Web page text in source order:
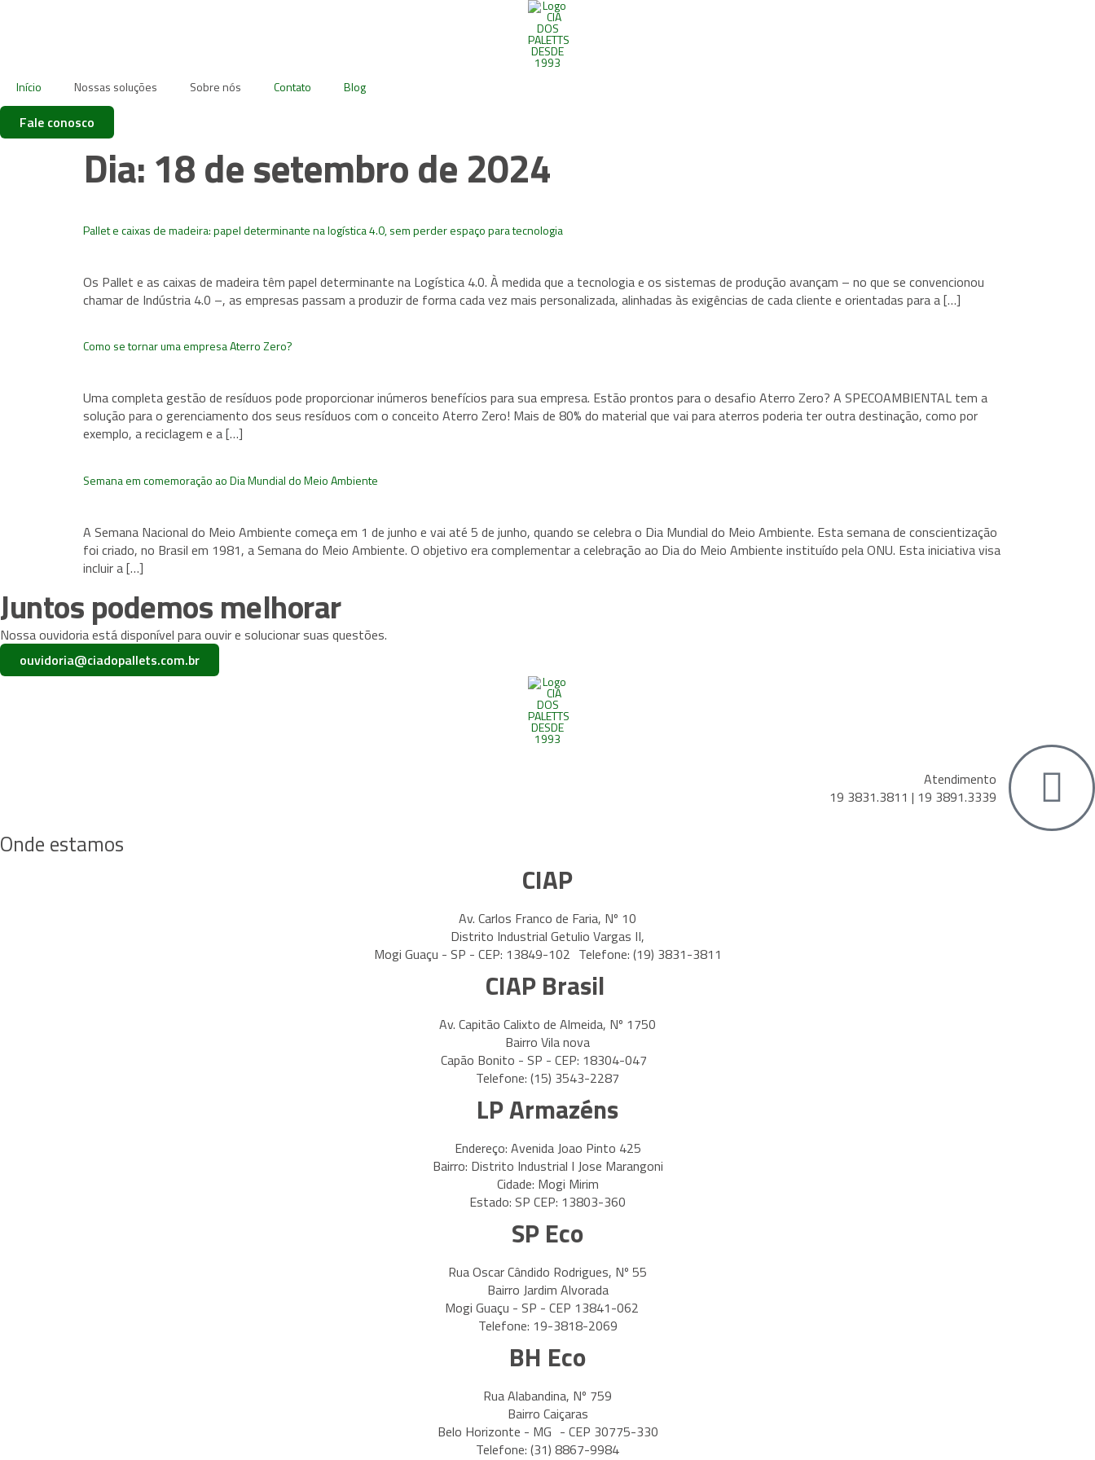
Início Nossas soluções Sobre nós Contato Blog
Fale conosco
Dia:18 de setembro de 2024
Pallet e caixas de madeira: papel determinante na logística 4.0, sem perder espaço para tecnologia
Os Pallet e as caixas de madeira têm papel determinante na Logística 4.0. À medida que a tecnologia e os sistemas de produção avançam – no que se convencionou
chamar de Indústria 4.0 –, as empresas passam a produzir de forma cada vez mais personalizada, alinhadas às exigências de cada cliente e orientadas para a […]
Como se tornar uma empresa Aterro Zero?
Uma completa gestão de resíduos pode proporcionar inúmeros benefícios para sua empresa. Estão prontos para o desafio Aterro Zero? A SPECOAMBIENTAL tem a
solução para o gerenciamento dos seus resíduos com o conceito Aterro Zero! Mais de 80% do material que vai para aterros poderia ter outra destinação, como por
exemplo, a reciclagem e a […]
Semana em comemoração ao Dia Mundial do Meio Ambiente
A Semana Nacional do Meio Ambiente começa em 1 de junho e vai até 5 de junho, quando se celebra o Dia Mundial do Meio Ambiente. Esta semana de conscientização
foi criado, no Brasil em 1981, a Semana do Meio Ambiente. O objetivo era complementar a celebração ao Dia do Meio Ambiente instituído pela ONU. Esta iniciativa visa
incluir a […]
Juntos podemos melhorar
Nossa ouvidoria está disponível para ouvir e solucionar suas questões.
ouvidoria@ciadopallets.com.br
Atendimento
19 3831.3811 | 19 3891.3339
Onde estamos
CIAP
Av. Carlos Franco de Faria, Nº 10
Distrito Industrial Getulio Vargas II,
Mogi Guaçu - SP - CEP: 13849-102 Telefone: (19) 3831-3811
CIAP Brasil
Av. Capitão Calixto de Almeida, Nº 1750
Bairro Vila nova
Capão Bonito - SP - CEP: 18304-047
Telefone: (15) 3543-2287
LP Armazéns
Endereço: Avenida Joao Pinto 425
Bairro: Distrito Industrial I Jose Marangoni
Cidade: Mogi Mirim
Estado: SP CEP: 13803-360
SP Eco
Rua Oscar Cândido Rodrigues, Nº 55
Bairro Jardim Alvorada
Mogi Guaçu - SP - CEP 13841-062
Telefone: 19-3818-2069
BH Eco
Rua Alabandina, Nº 759
Bairro Caiçaras
Belo Horizonte - MG - CEP 30775-330
Telefone: (31) 8867-9984